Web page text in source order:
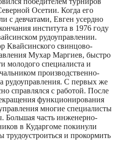
Осетии. Когда его
с девчатами, Евген усердно
института в 1976 году
рудоуправлении.
Квайсинского свинцово-
Мухар Маргиев, быстро
молодого специалиста и
производственно-
рудоуправления. С первых же
справлялся с работой. После
функционирования
многие специалисты
Большая часть инженерно-
в Кударгоме покинули
трудоустроиться и прокормить